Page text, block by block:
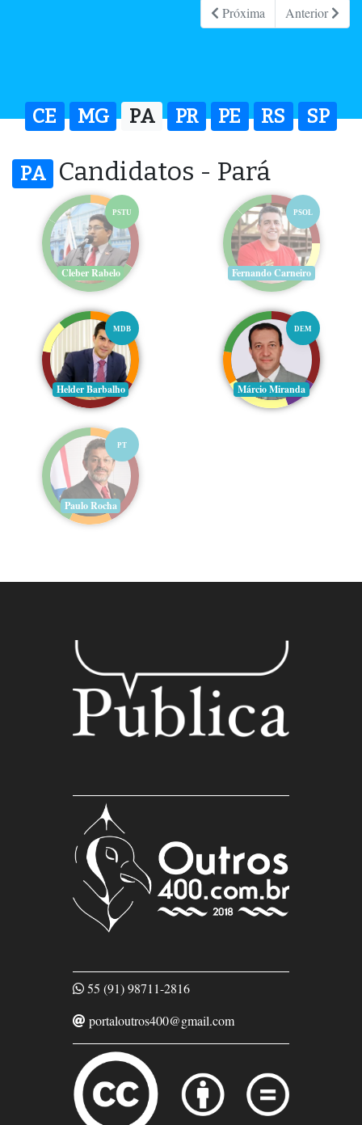
Próxima Anterior
CE MG PA PR PE RS SP
PA Candidatos - Pará
PSTU
Cleber Rabelo
PSOL
Fernando Carneiro
MDB
Helder Barbalho
DEM
Márcio Miranda
PT
Paulo Rocha
55 (91) 98711-2816
portaloutros400@gmail.com